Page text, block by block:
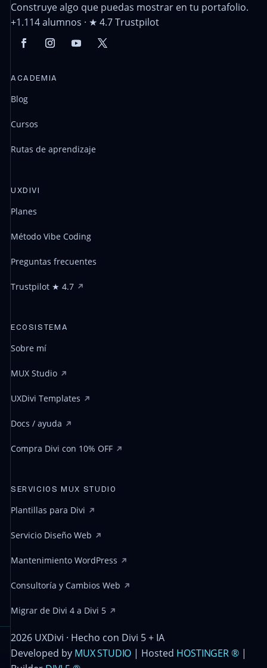
Construye algo que puedas mostrar en tu portafolio.
+1.114 alumnos · ★ 4.7 Trustpilot
ACADEMIA
Blog
Cursos
Rutas de aprendizaje
UXDIVI
Planes
Método Vibe Coding
Preguntas frecuentes
Trustpilot ★ 4.7
ECOSISTEMA
Sobre mí
MUX Studio
UXDivi Templates
Docs / ayuda
Compra Divi con 10% OFF
SERVICIOS MUX STUDIO
Plantillas para Divi
Servicio Diseño Web
Mantenimiento WordPress
Consultoría y Cambios Web
Migrar de Divi 4 a Divi 5
2026 UXDivi · Hecho con Divi 5 + IA
Developed by MUX STUDIO | Hosted HOSTINGER ®|